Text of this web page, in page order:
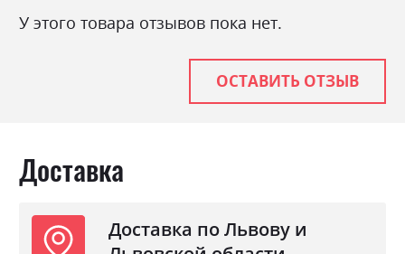
У этого товара отзывов пока нет.
ОСТАВИТЬ ОТЗЫВ
Доставка
Доставка по Львову и